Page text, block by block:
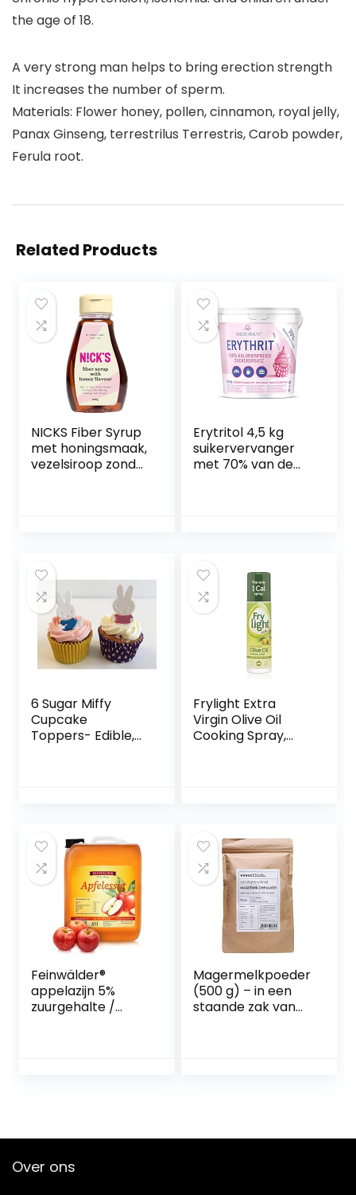
the age of 18.
A very strong man helps to bring erection strength
It increases the number of sperm.
Materials: Flower honey, pollen, cinnamon, royal jelly,
Panax Ginseng, terrestrilus Terrestris, Carob powder,
Ferula root.
Related Products
NICKS Fiber Syrup
met honingsmaak,
vezelsiroop zonder
Erytritol 4,5 kg
suikervervanger
met 70% van de
6 Sugar Miffy
Cupcake
Toppers- Edible,
Frylight Extra
Virgin Olive Oil
Cooking Spray,
Feinwälder®
appelazijn 5%
zuurgehalte /
saladedressings
Magermelkpoeder
(500 g) – in een
staande zak van
Over ons